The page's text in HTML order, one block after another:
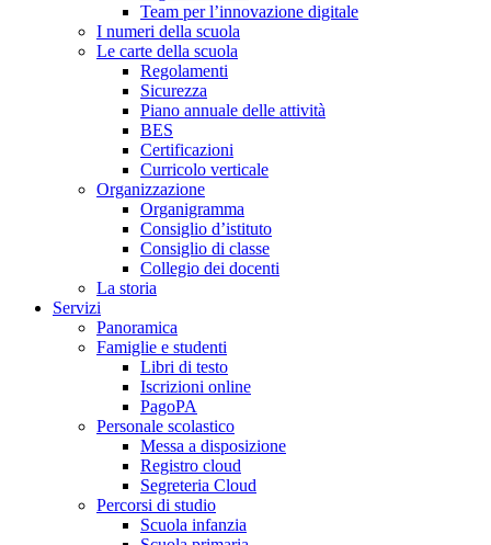
Team per l’innovazione digitale
I numeri della scuola
Le carte della scuola
Regolamenti
Sicurezza
Piano annuale delle attività
BES
Certificazioni
Curricolo verticale
Organizzazione
Organigramma
Consiglio d’istituto
Consiglio di classe
Collegio dei docenti
La storia
Servizi
Panoramica
Famiglie e studenti
Libri di testo
Iscrizioni online
PagoPA
Personale scolastico
Messa a disposizione
Registro cloud
Segreteria Cloud
Percorsi di studio
Scuola infanzia